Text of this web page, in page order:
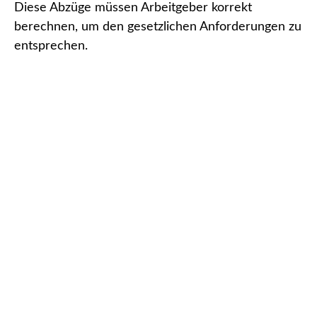
Diese Abzüge müssen Arbeitgeber korrekt
berechnen, um den gesetzlichen Anforderungen zu
entsprechen.